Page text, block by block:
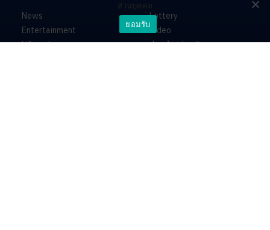
News
Entertainment
Lifestyle
Lottery
Video
ร่วมด้วยช่วยกัน
ส่วนบุคคล
ยอมรับ